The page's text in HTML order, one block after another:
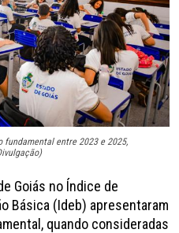
fundamental entre 2023 e 2025,
Goiás no Índice de
Básica (Ideb) apresentaram
quando consideradas